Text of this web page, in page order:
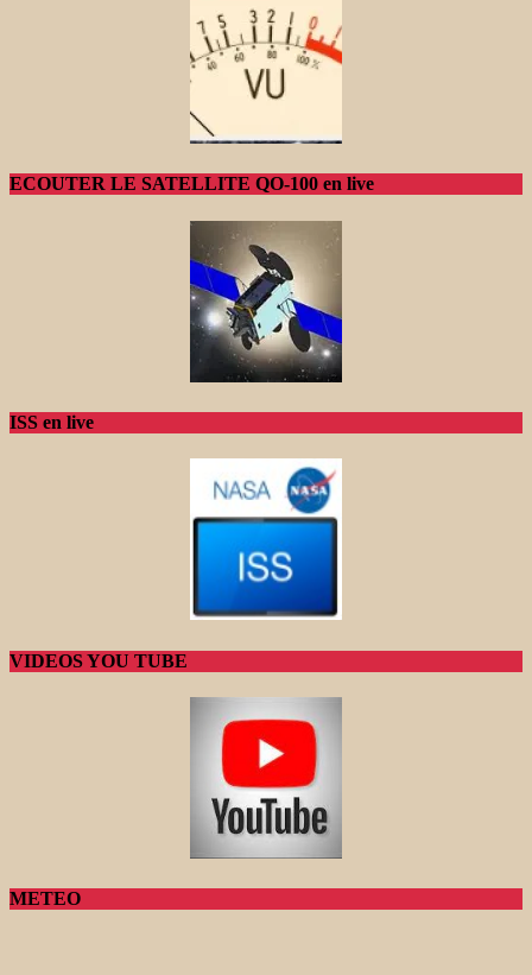
ECOUTER LE SATELLITE QO-100 en live
ISS en live
VIDEOS YOU TUBE
METEO